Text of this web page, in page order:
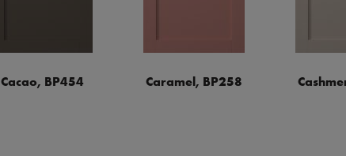
Cacao, BP454 Caramel, BP258